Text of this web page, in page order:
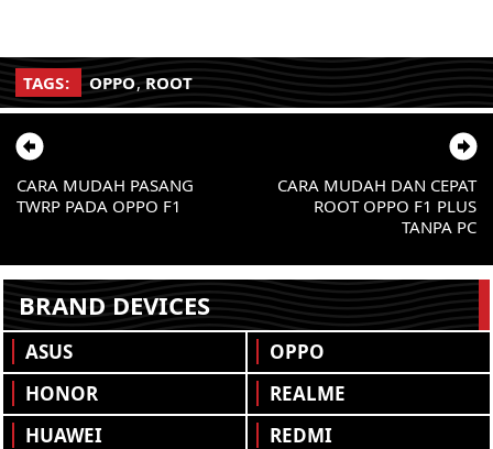
TAGS: OPPO, ROOT
CARA MUDAH DAN CEPAT
ROOT OPPO F1 PLUS
TANPA PC
CARA MUDAH PASANG
TWRP PADA OPPO F1
BRAND DEVICES
ASUS
HONOR
HUAWEI
OPPO
REALME
REDMI